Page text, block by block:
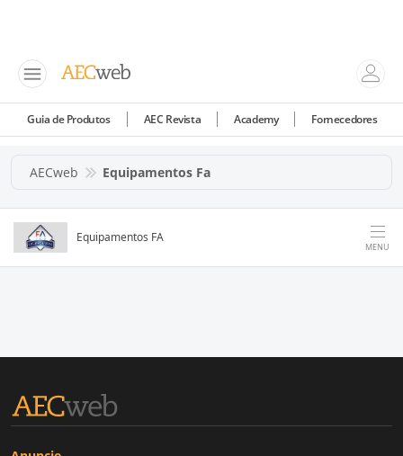
Guia de Produtos AEC Revista Academy Fornecedores
AECweb Equipamentos Fa
Equipamentos FA
MENU